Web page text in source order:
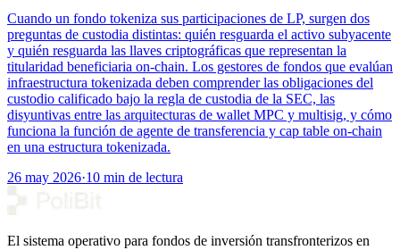
Cuando un fondo tokeniza sus participaciones de LP, surgen dos
preguntas de custodia distintas: quién resguarda el activo subyacente
y quién resguarda las llaves criptográficas que representan la
titularidad beneficiaria on-chain. Los gestores de fondos que evalúan
infraestructura tokenizada deben comprender las obligaciones del
custodio calificado bajo la regla de custodia de la SEC, las
disyuntivas entre las arquitecturas de wallet MPC y multisig, y cómo
funciona la función de agente de transferencia y cap table on-chain
en una estructura tokenizada.
26 may 2026·10 min de lectura
El sistema operativo para fondos de inversión transfronterizos en